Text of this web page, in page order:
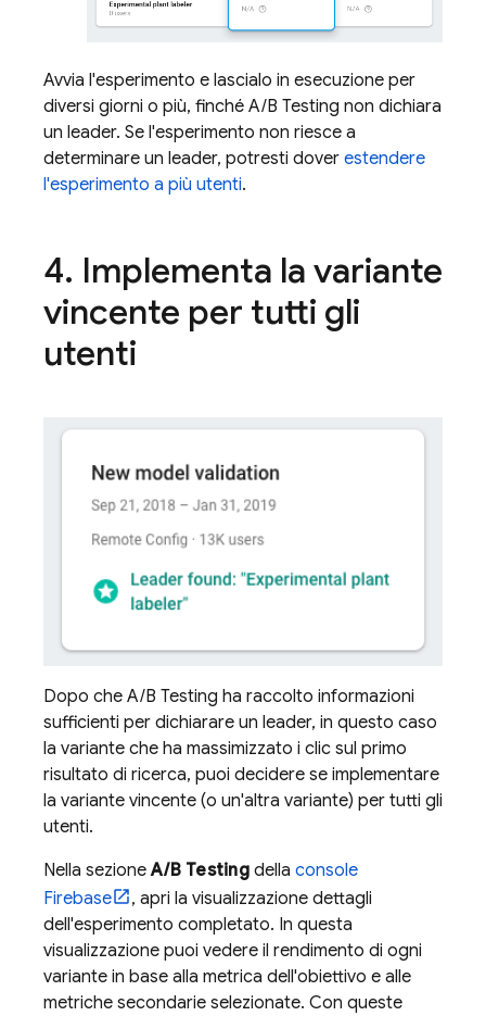
Avvia l'esperimento e lascialo in esecuzione per
diversi giorni o più, finché A/B Testing non dichiara
un leader. Se l'esperimento non riesce a
determinare un leader, potresti dover estendere
l'esperimento a più utenti.
4. Implementa la variante
vincente per tutti gli
utenti
Dopo che A/B Testing ha raccolto informazioni
sufficienti per dichiarare un leader, in questo caso
la variante che ha massimizzato i clic sul primo
risultato di ricerca, puoi decidere se implementare
la variante vincente (o un'altra variante) per tutti gli
utenti.
Nella sezioneA/B Testingdella console
Firebase
, apri la visualizzazione dettagli
dell'esperimento completato. In questa
visualizzazione puoi vedere il rendimento di ogni
variante in base alla metrica dell'obiettivo e alle
metriche secondarie selezionate. Con queste